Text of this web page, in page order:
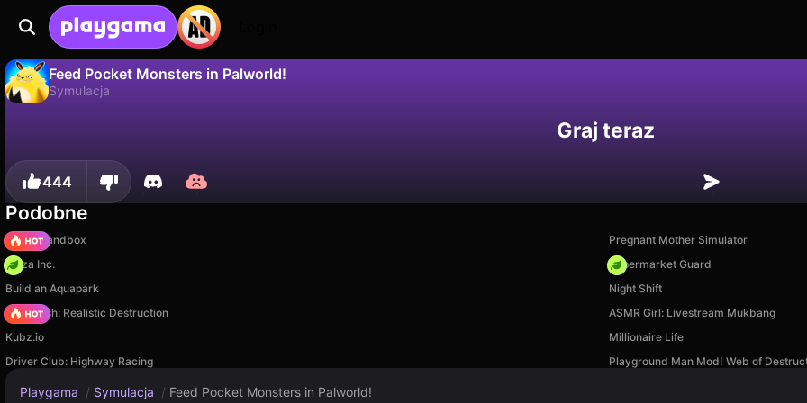
Feed Pocket Monsters in Palworld!
Symulacja
Graj teraz
444
Podobne
Melon Sandbox
Pregnant Mother Simulator
Pizza Inc.
Supermarket Guard
Build an Aquapark
Night Shift
Car Crush: Realistic Destruction
ASMR Girl: Livestream Mukbang
Kubz.io
Millionaire Life
Driver Club: Highway Racing
Playground Man Mod! Web of
Playgama / Symulacja / Feed Pocket Monsters in Palworld!